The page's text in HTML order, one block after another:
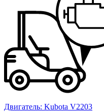
Двигатель: Kubota V2203